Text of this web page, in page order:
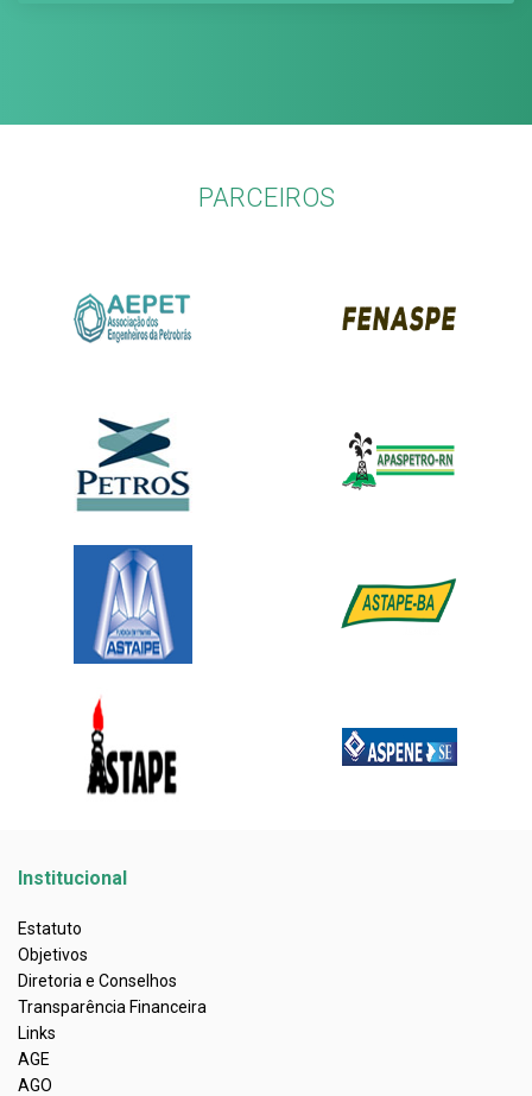
PARCEIROS
Institucional
Estatuto
Objetivos
Diretoria e Conselhos
Transparência Financeira
Links
AGE
AGO